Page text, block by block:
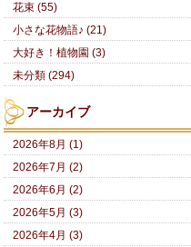
花束 (55)
小さな花物語♪ (21)
大好き！植物園 (3)
未分類 (294)
アーカイブ
2026年8月 (1)
2026年7月 (2)
2026年6月 (2)
2026年5月 (3)
2026年4月 (3)